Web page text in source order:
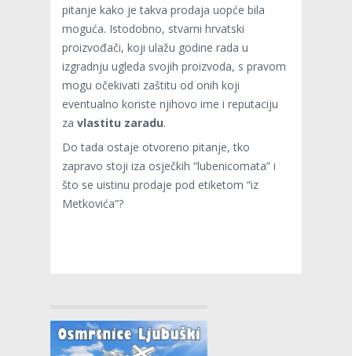
pitanje kako je takva prodaja uopće bila
moguća. Istodobno, stvarni hrvatski
proizvođači, koji ulažu godine rada u
izgradnju ugleda svojih proizvoda, s pravom
mogu očekivati zaštitu od onih koji
eventualno koriste njihovo ime i reputaciju
za vlastitu zaradu.
Do tada ostaje otvoreno pitanje, tko
zapravo stoji iza osječkih “lubenicomata” i
što se uistinu prodaje pod etiketom “iz
Metkovića”?